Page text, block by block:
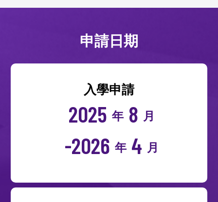
申請日期
入學申請
2025 年 8 月
-2026 年 4 月